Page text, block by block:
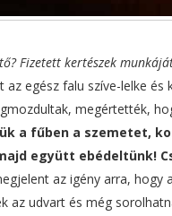
Fizetett kertészek
egész falu szíve-lelke
megértették,
a fűben a szemetet,
együtt ebédeltünk!
az igény arra,
az udvart és még